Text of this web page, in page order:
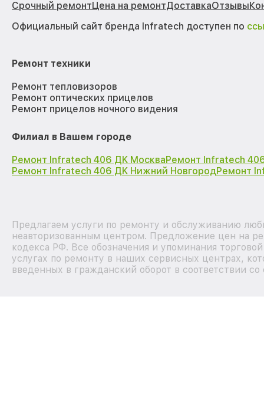
Срочный ремонтЦена на ремонтДоставкаОтзывы
Официальный сайт бренда Infratech доступен по
Ремонт техники
Ремонт тепловизоров
Ремонт оптических прицелов
Ремонт прицелов ночного видения
Филиал в Вашем городе
Ремонт Infratech 406 ДK МоскваРемонт Infratech
Ремонт Infratech 406 ДK Нижний НовгородРемонт
Предлагаем услуги по ремонту и обслуживанию
неавторизованным центром. Предложение цен на
кодекса РФ. Все обозначения и упоминания
услугах по ремонту в наших сервисных центрах,
введенных в гражданский оборот в соответствии